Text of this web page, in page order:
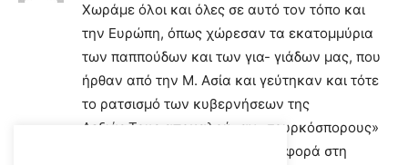
Χωράμε όλοι και όλες σε αυτό τον τόπο και
την Ευρώπη, όπως χώρεσαν τα εκατομμύρια
των παππούδων και των για- γιάδων μας, που
ήρθαν από την Μ. Ασία και γεύτηκαν και τότε
το ρατσισμό των κυβερνήσεων της
Δεξιάς.Τους αποκαλούσαν «τουρκόσπορους»
και τους φυλάκιζαν για πρώτη φορά στη